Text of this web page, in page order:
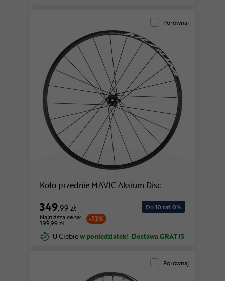
Porównaj
Koło przednie MAVIC Aksium Disc
349,99 zł
-12%
Najniższa cena:
399,99 zł
Do10 rat 0%
U Ciebiew poniedziałek! Dostawa GRATIS
Porównaj